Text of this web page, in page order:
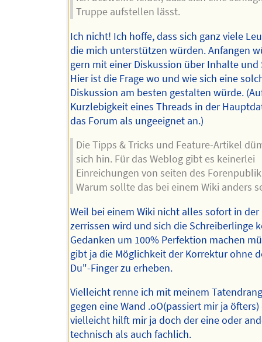
Truppe aufstellen lässt.
Ich nicht! Ich hoffe, dass sich ganz viele
die mich unterstützen würden. Anfangen
gern mit einer Diskussion über Inhalte und
Hier ist die Frage wo und wie sich eine
Diskussion am besten gestalten würde.
Kurzlebigkeit eines Threads in der
das Forum als ungeeignet an.)
Die Tipps & Tricks und Feature-Artikel
sich hin. Für das Weblog gibt es keinerlei
Einreichungen von seiten des
Warum sollte das bei einem Wiki anders
Weil bei einem Wiki nicht alles sofort in der
zerrissen wird und sich die Schreiberlinge
Gedanken um 100% Perfektion machen
gibt ja die Möglichkeit der Korrektur ohne
Du"-Finger zu erheben.
Vielleicht renne ich mit meinem
gegen eine Wand .oO(passiert mir ja öfters)
vielleicht hilft mir ja doch der eine oder
technisch als auch fachlich.